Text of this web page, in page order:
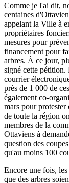
Comme je l'ai dit,
centaines
appelant la Ville à
propriétaires
mesures pour
financement pour
arbres. À ce jour,
signé cette
courrier
près de 1 000 de
également co-
mars pour protester
de toute la région
membres de la
Ottaviens à
question des
qu'au moins 100
Encore une fois,
que des arbres